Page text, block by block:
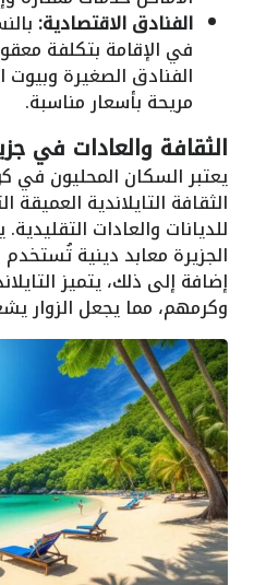
الفنادق الاقتصادية:
في الإقامة بتكلفة
الفنادق الصغيرة وبيوت
مريحة بأسعار مناسبة.
الثقافة والعادات في
يعتبر السكان المحليون
الثقافة التايلاندية
للديانات والعادات
الجزيرة معابد دينية
إضافة إلى ذلك، يتميز
وكرمهم، مما يجعل الزوار